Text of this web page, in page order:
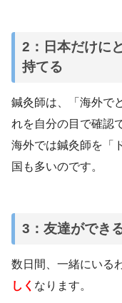
2：日本だけに
持てる
鍼灸師は、「海外で
れを自分の目で確認
海外では鍼灸師を「
国も多いのです。
3：友達ができ
数日間、一緒にいる
しく なります。